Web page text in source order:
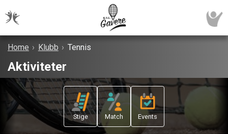
Home › Klubb › Tennis
Aktiviteter
Stige Match Events